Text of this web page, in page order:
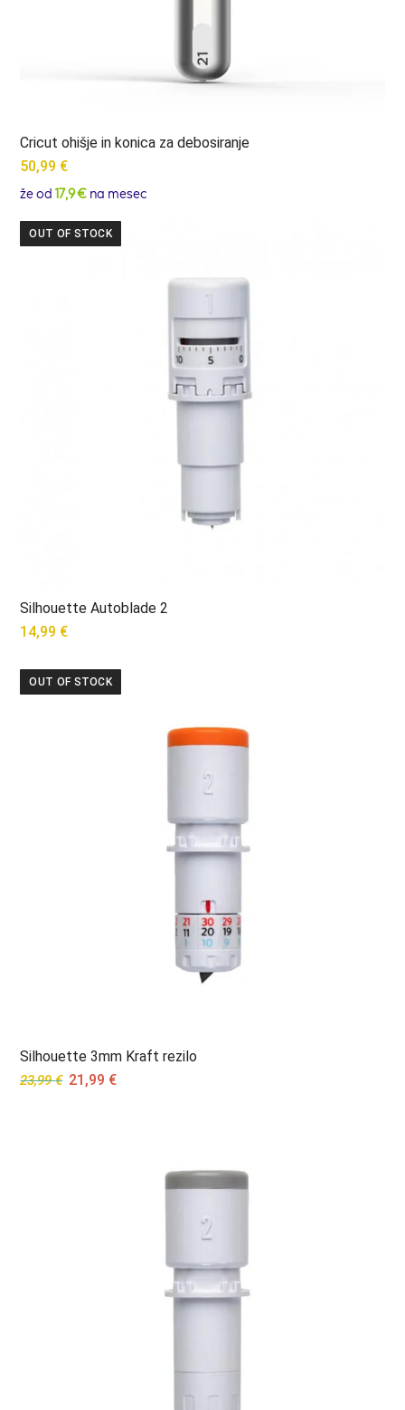
Cricut ohišje in konica za debosiranje
50,99 €
že od17,9 € na mesec
OUT OF STOCK
Silhouette Autoblade 2
14,99 €
OUT OF STOCK
Silhouette 3mm Kraft rezilo
23,99€ Original
21,99 €Current